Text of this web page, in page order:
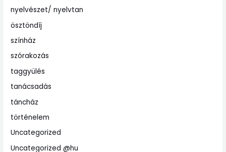
nyelvészet/ nyelvtan
ösztöndíj
színház
szórakozás
taggyülés
tanácsadás
táncház
történelem
Uncategorized
Uncategorized @hu